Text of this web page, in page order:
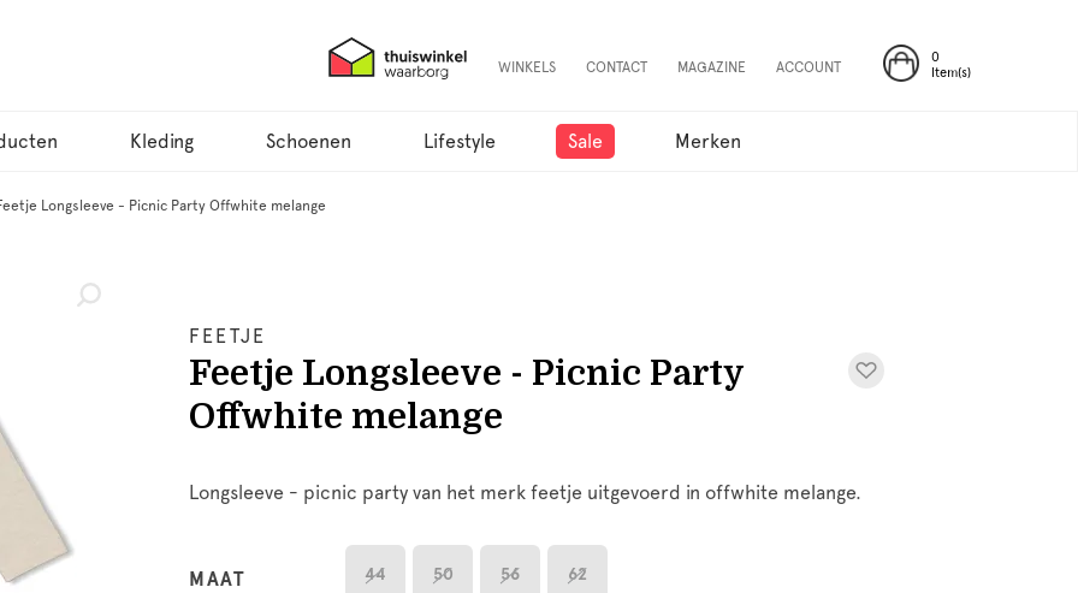
0
Item(s)
WINKELS CONTACT MAGAZINE ACCOUNT
Kleding Schoenen Lifestyle Sale Merken
Longsleeve - Picnic Party Offwhite melange
FEETJE
Feetje Longsleeve - Picnic Party
Offwhite melange
Longsleeve - picnic party van het merk feetje uitgevoerd in offwhite melange.
MAAT 44 50 56 62